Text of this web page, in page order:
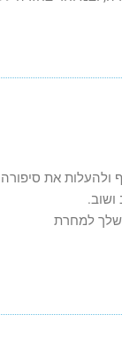
ולהעלות את
ושוב.
שלך למחרת